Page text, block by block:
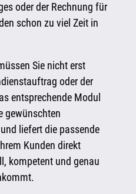
oder der Rechnung für
schon zu viel Zeit in
Sie nicht erst
oder der
entsprechende Modul
gewünschten
liefert die passende
Kunden direkt
kompetent und genau